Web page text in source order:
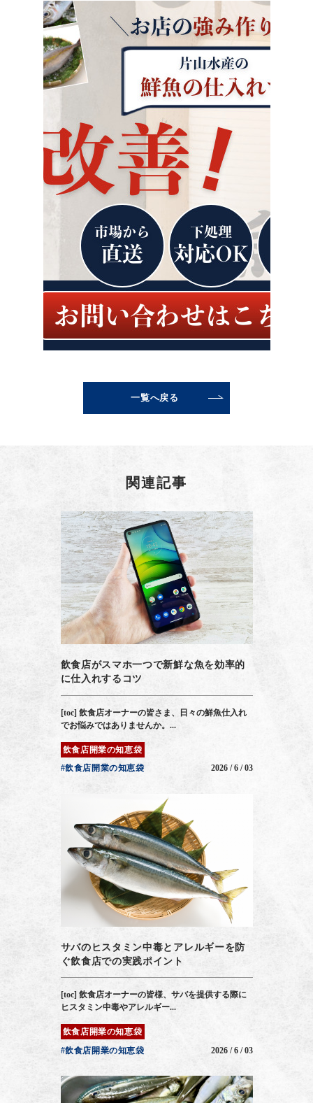
一覧へ戻る
関連記事
飲食店がスマホ一つで新鮮な魚を効率的
に仕入れするコツ
[toc] 飲食店オーナーの皆さま、日々の鮮魚仕入れ
でお悩みではありませんか。...
飲食店開業の知恵袋
#飲食店開業の知恵袋
2026 / 6 / 03
サバのヒスタミン中毒とアレルギーを防
ぐ飲食店での実践ポイント
[toc] 飲食店オーナーの皆様、サバを提供する際に
ヒスタミン中毒やアレルギー...
飲食店開業の知恵袋
#飲食店開業の知恵袋
2026 / 6 / 03